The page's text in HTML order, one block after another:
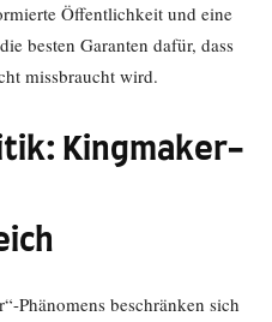
Öffentlichkeit und eine
besten Garanten dafür, dass
missbraucht wird.
Kingmaker-
Phänomens beschränken sich